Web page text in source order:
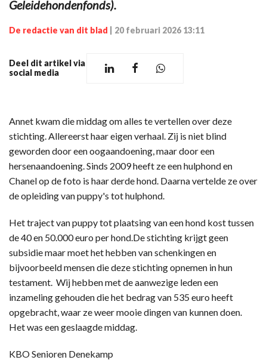
Geleidehondenfonds).
De redactie van dit blad 20 februari 2026 13:11
Deel dit artikel via
social media
Annet kwam die middag om alles te vertellen over deze
stichting. Allereerst haar eigen verhaal. Zij is niet blind
geworden door een oogaandoening, maar door een
hersenaandoening. Sinds 2009 heeft ze een hulphond en
Chanel op de foto is haar derde hond. Daarna vertelde ze over
de opleiding van puppy's tot hulphond.
Het traject van puppy tot plaatsing van een hond kost tussen
de 40 en 50.000 euro per hond.De stichting krijgt geen
subsidie maar moet het hebben van schenkingen en
bijvoorbeeld mensen die deze stichting opnemen in hun
testament. Wij hebben met de aanwezige leden een
inzameling gehouden die het bedrag van 535 euro heeft
opgebracht, waar ze weer mooie dingen van kunnen doen.
Het was een geslaagde middag.
KBO Senioren Denekamp